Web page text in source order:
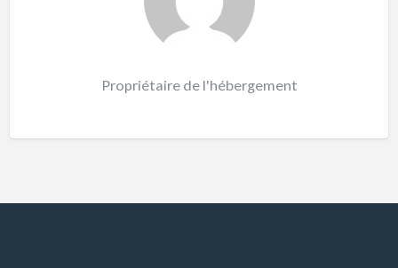
Propriétaire de l'hébergement